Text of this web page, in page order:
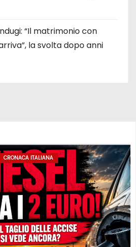
“Il matrimonio con
la svolta dopo anni
CRONACA ITALIANA